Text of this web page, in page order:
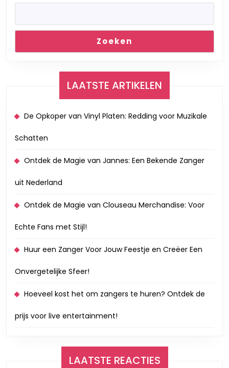
Zoeken
LAATSTE ARTIKELEN
De Opkoper van Vinyl Platen: Redding voor Muzikale
Schatten
Ontdek de Magie van Jannes: Een Bekende Zanger
uit Nederland
Ontdek de Magie van Clouseau Merchandise: Voor
Echte Fans met Stijl!
Huur een Zanger Voor Jouw Feestje en Creëer Een
Onvergetelijke Sfeer!
Hoeveel kost het om zangers te huren? Ontdek de
prijs voor live entertainment!
LAATSTE REACTIES